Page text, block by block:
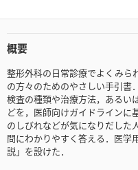
概要
整形外科の日常診療でよくみら
の方々のためのやさしい手引書
検査の種類や治療方法，あるい
どを，医師向けガイドラインに
のしびれなどが気になりだした
問にわかりやすく答える．医学
説」を設けた．